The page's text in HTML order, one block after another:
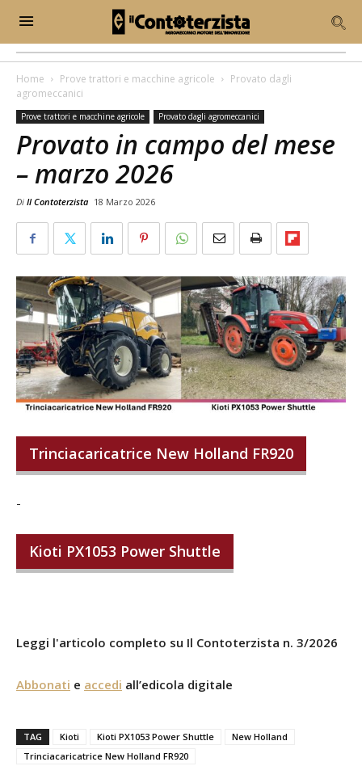
Home Prove trattori e macchine agricole
Provato dagli
agromeccanici
Prove trattori e macchine agricole Provato dagli agromeccanici
Provato in campo del mese
– marzo 2026
Di Il Contoterzista 18 Marzo 2026
Trinciacaricatrice New Holland FR920
-
Kioti PX1053 Power Shuttle
Leggi l'articolo completo su Il Contoterzista n. 3/2026
Abbonati e accedi all’edicola digitale
TAG Kioti Kioti PX1053 Power Shuttle
New Holland
Trinciacaricatrice New Holland FR920